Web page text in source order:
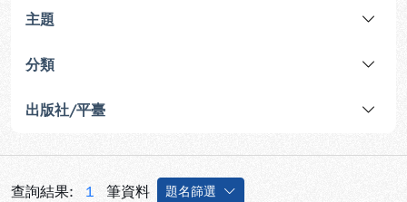
主題
分類
出版社/平臺
查詢結果: 1 筆資料 題名篩選